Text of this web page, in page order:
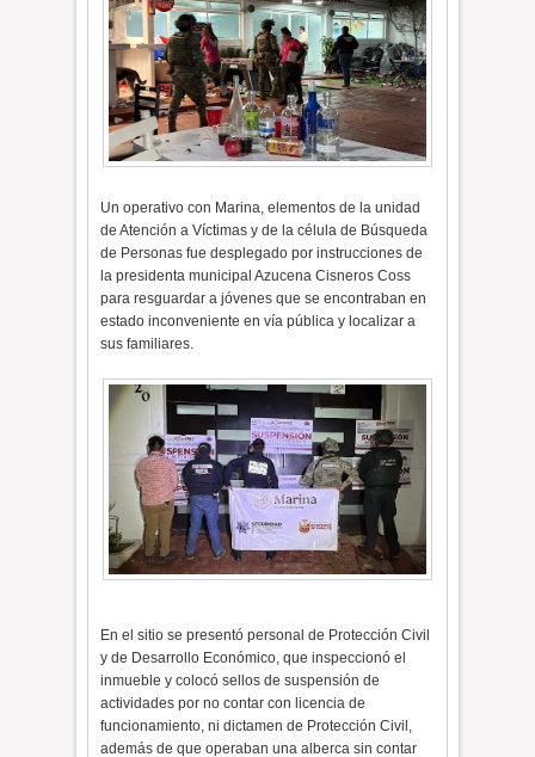
Un operativo con Marina, elementos de la unidad
de Atención a Víctimas y de la célula de Búsqueda
de Personas fue desplegado por instrucciones de
la presidenta municipal Azucena Cisneros Coss
para resguardar a jóvenes que se encontraban en
estado inconveniente en vía pública y localizar a
sus familiares.
En el sitio se presentó personal de Protección Civil
y de Desarrollo Económico, que inspeccionó el
inmueble y colocó sellos de suspensión de
actividades por no contar con licencia de
funcionamiento, ni dictamen de Protección Civil,
además de que operaban una alberca sin contar